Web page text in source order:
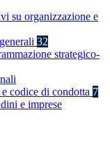
su organizzazione e
32
strategico-
codice di condotta 7
e imprese